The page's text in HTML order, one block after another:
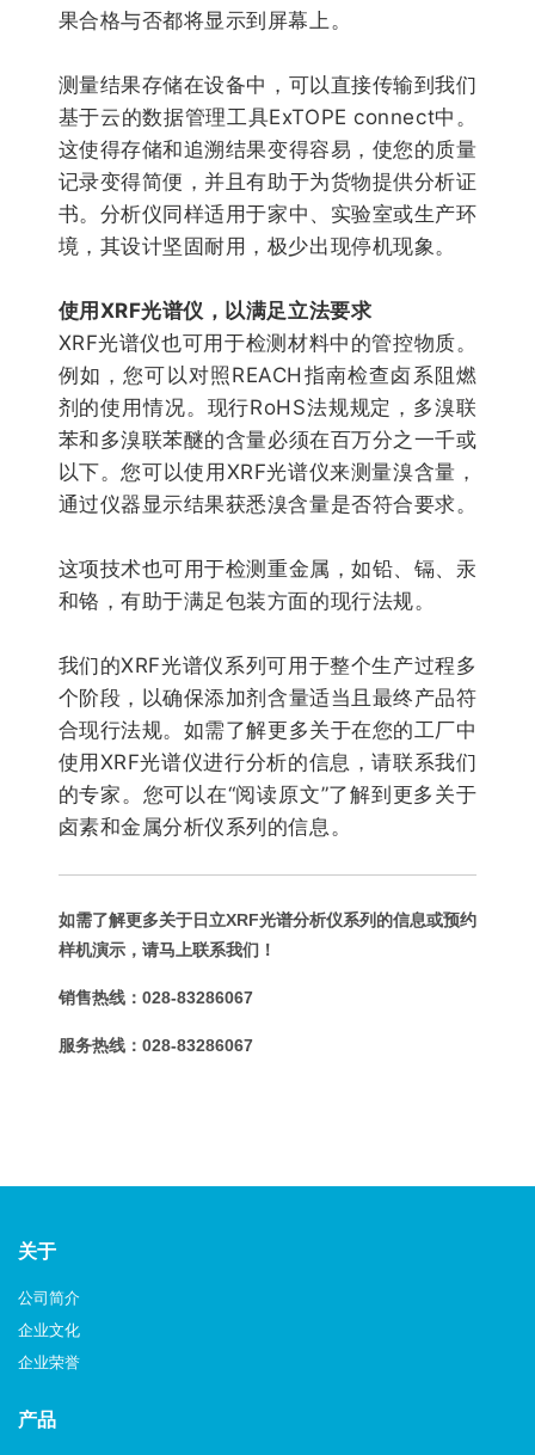
果合格与否都将显示到屏幕上。
测量结果存储在设备中，可以直接传输到我们
基于云的数据管理工具ExTOPE connect中。
这使得存储和追溯结果变得容易，使您的质量
记录变得简便，并且有助于为货物提供分析证
书。分析仪同样适用于家中、实验室或生产环
境，其设计坚固耐用，极少出现停机现象。
使用XRF光谱仪，以满足立法要求
XRF光谱仪也可用于检测材料中的管控物质。
例如，您可以对照REACH指南检查卤系阻燃
剂的使用情况。现行RoHS法规规定，多溴联
苯和多溴联苯醚的含量必须在百万分之一千或
以下。您可以使用XRF光谱仪来测量溴含量，
通过仪器显示结果获悉溴含量是否符合要求。
这项技术也可用于检测重金属，如铅、镉、汞
和铬，有助于满足包装方面的现行法规。
我们的XRF光谱仪系列可用于整个生产过程多
个阶段，以确保添加剂含量适当且最终产品符
合现行法规。如需了解更多关于在您的工厂中
使用XRF光谱仪进行分析的信息，请联系我们
的专家。您可以在“阅读原文”了解到更多关于
卤素和金属分析仪系列的信息。
如需了解更多关于日立XRF光谱分析仪系列的信息或预约
样机演示，请马上联系我们！
销售热线：028-83286067
服务热线：028-83286067
关于
公司简介
企业文化
企业荣誉
产品